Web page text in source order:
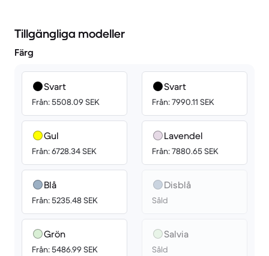
Tillgängliga modeller
Färg
Svart
Från: 5508.09 SEK
Gul
Från: 6728.34 SEK
Blå
Från: 5235.48 SEK
Grön
Från: 5486.99 SEK
Svart
Från: 7990.11 SEK
Lavendel
Från: 7880.65 SEK
Disblå
Såld
Salvia
Såld